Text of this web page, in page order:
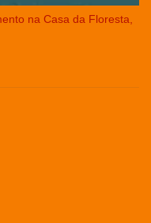
na Casa da Floresta,